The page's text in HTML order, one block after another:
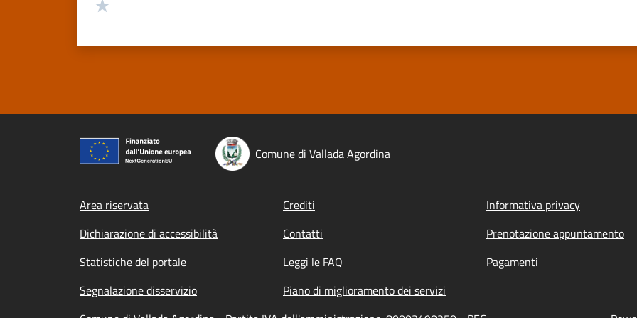
Comune di Vallada Agordina
Footer menu
Area riservata Crediti Informativa privacy
Dichiarazione di accessibilità
Contatti Prenotazione appuntamento
Statistiche del portale
Leggi le FAQ Pagamenti
Segnalazione disservizio
Piano di miglioramento dei servizi